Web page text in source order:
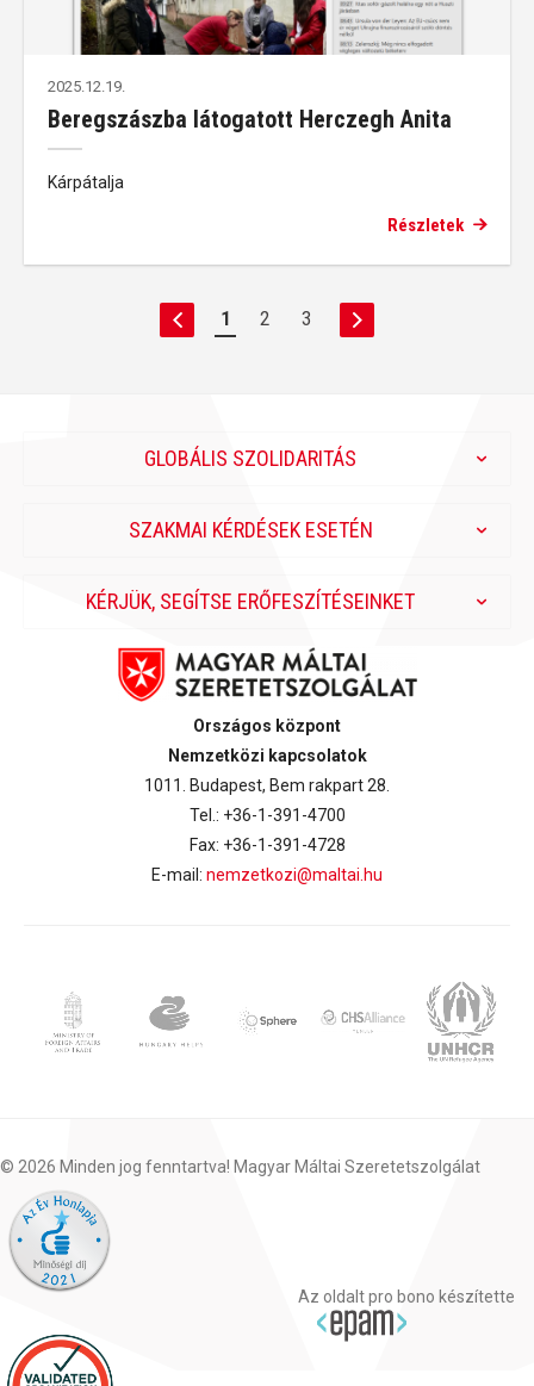
2025.12.19.
Beregszászba látogatott Herczegh Anita
Kárpátalja
Részletek
1 2 3
GLOBÁLIS SZOLIDARITÁS
SZAKMAI KÉRDÉSEK ESETÉN
KÉRJÜK, SEGÍTSE ERŐFESZÍTÉSEINKET
Országos központ
Nemzetközi kapcsolatok
1011. Budapest, Bem rakpart 28.
Tel.: +36-1-391-4700
Fax: +36-1-391-4728
E-mail: nemzetkozi@maltai.hu
© 2026 Minden jog fenntartva! Magyar Máltai Szeretetszolgálat
Az oldalt pro bono készítette